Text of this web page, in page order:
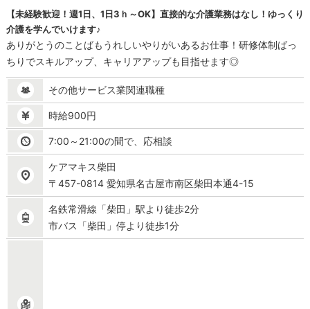
【未経験歓迎！週1日、1日3ｈ～OK】直接的な介護業務はなし！ゆっくり
介護を学んでいけます♪
ありがとうのことばもうれしいやりがいあるお仕事！研修体制ばっ
ちりでスキルアップ、キャリアアップも目指せます◎
その他サービス業関連職種
時給900円
7:00～21:00の間で、応相談
ケアマキス柴田
〒457-0814 愛知県名古屋市南区柴田本通4-15
名鉄常滑線「柴田」駅より徒歩2分
市バス「柴田」停より徒歩1分